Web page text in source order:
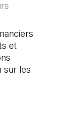
et
sur les